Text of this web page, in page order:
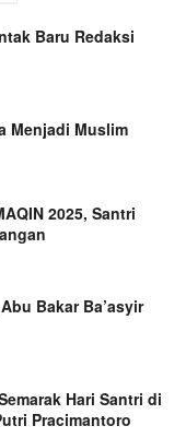
Baru Redaksi
Menjadi Muslim
2025, Santri
Bakar Ba’asyir
Hari Santri di
Pracimantoro